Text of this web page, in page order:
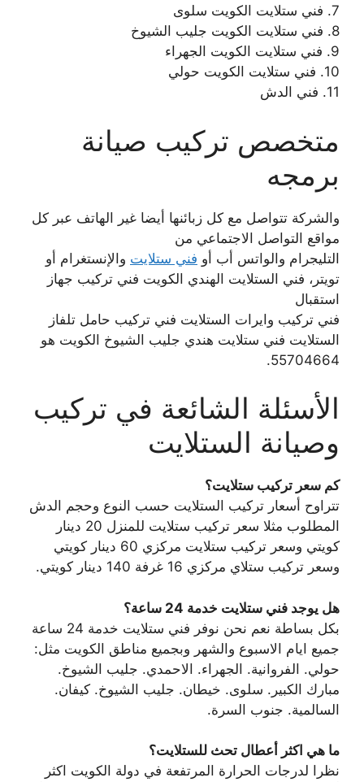
7. فني ستلايت الكويت سلوى
8. فني ستلايت الكويت جليب الشيوخ
9. فني ستلايت الكويت الجهراء
10. فني ستلايت الكويت حولي
11. فني الدش
متخصص تركيب صيانة
برمجه
والشركة تتواصل مع كل زبائنها أيضا غير الهاتف عبر كل
مواقع التواصل الاجتماعي من
التليجرام والواتس أب أو فني ستلايت والإنستغرام أو
تويتر، فني الستلايت الهندي الكويت فني تركيب جهاز
استقبال
فني تركيب وايرات الستلايت فني تركيب حامل تلفاز
الستلايت فني ستلايت هندي جليب الشيوخ الكويت هو
55704664.
الأسئلة الشائعة في تركيب
وصيانة الستلايت
كم سعر تركيب ستلايت؟
تتراوح أسعار تركيب الستلايت حسب النوع وحجم الدش
المطلوب مثلا سعر تركيب ستلايت للمنزل 20 دينار
كويتي وسعر تركيب ستلايت مركزي 60 دينار كويتي
وسعر تركيب ستلاي مركزي 16 غرفة 140 دينار كويتي.
هل يوجد فني ستلايت خدمة 24 ساعة؟
بكل بساطة نعم نحن نوفر فني ستلايت خدمة 24 ساعة
جميع ايام الاسبوع والشهر وبجميع مناطق الكويت مثل:
حولي. الفروانية. الجهراء. الاحمدي. جليب الشيوخ.
مبارك الكبير. سلوى. خيطان. جليب الشيوخ. كيفان.
السالمية. جنوب السرة.
ما هي اكثر أعطال تحث للستلايت؟
نظرا لدرجات الحرارة المرتفعة في دولة الكويت اكثر